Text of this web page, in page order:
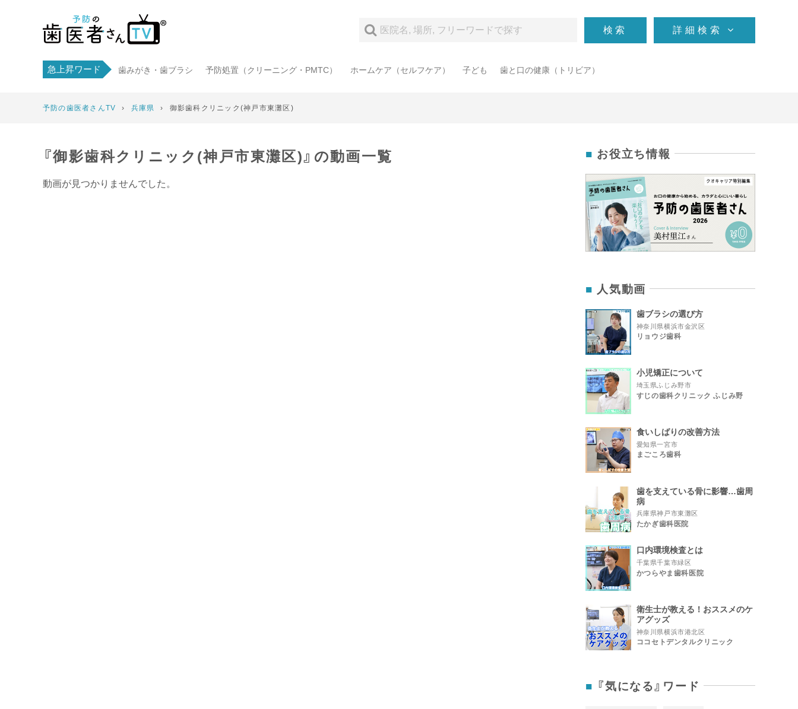
検索 詳細検索
急上昇ワード 歯みがき・歯ブラシ 予防処置（クリーニング・PMTC） ホームケア（セルフケア） 子ども 歯と口の健康（トリビア）
予防の歯医者さんTV › 兵庫県 › 御影歯科クリニック(神戸市東灘区)
『御影歯科クリニック(神戸市東灘区)』の動画一覧
動画が見つかりませんでした。
お役立ち情報
人気動画
歯ブラシの選び方
神奈川県横浜市金沢区
リョウジ歯科
小児矯正について
埼玉県ふじみ野市
すじの歯科クリニック ふじみ野
食いしばりの改善方法
愛知県一宮市
まごころ歯科
歯を支えている骨に影響…歯周
病
兵庫県神戸市東灘区
たかぎ歯科医院
口内環境検査とは
千葉県千葉市緑区
かつらやま歯科医院
衛生士が教える！おススメのケ
アグッズ
神奈川県横浜市港北区
ココセトデンタルクリニック
『気になる』ワード